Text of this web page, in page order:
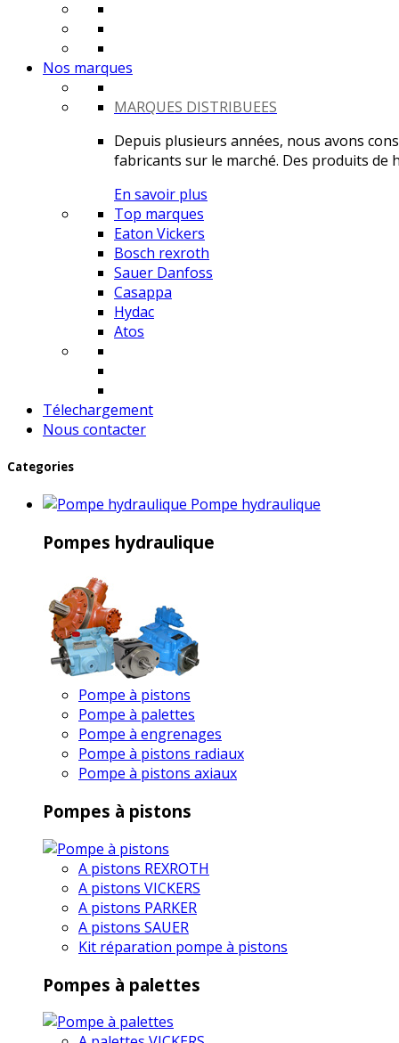
Nos marques
MARQUES DISTRIBUEES
Depuis plusieurs années, nous avons
fabricants sur le marché. Des produits de
En savoir plus
Top marques
Eaton Vickers
Bosch rexroth
Sauer Danfoss
Casappa
Hydac
Atos
Télechargement
Nous contacter
Categories
Pompe hydraulique
Pompes hydraulique
Pompe à pistons
Pompe à palettes
Pompe à engrenages
Pompe à pistons radiaux
Pompe à pistons axiaux
Pompes à pistons
A pistons REXROTH
A pistons VICKERS
A pistons PARKER
A pistons SAUER
Kit réparation pompe à pistons
Pompes à palettes